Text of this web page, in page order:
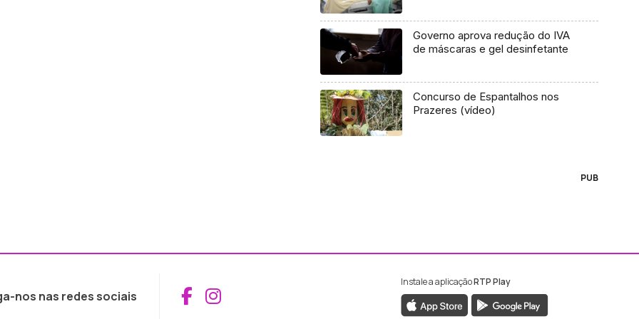
Governo aprova redução do IVA
de máscaras e gel desinfetante
Concurso de Espantalhos nos
Prazeres (vídeo)
PUB
nos nas redes sociais Aceder ao Facebook da RTP Madeira
Aceder ao Instagram da RTP Madeira
Instale a aplicaçãoRTP Play